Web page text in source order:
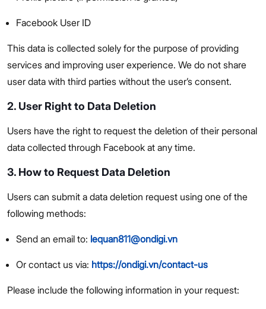
Facebook User ID
This data is collected solely for the purpose of providing
services and improving user experience. We do not share
user data with third parties without the user’s consent.
2. User Right to Data Deletion
Users have the right to request the deletion of their personal
data collected through Facebook at any time.
3. How to Request Data Deletion
Users can submit a data deletion request using one of the
following methods:
Send an email to: lequan811@ondigi.vn
Or contact us via: https://ondigi.vn/contact-us
Please include the following information in your request: